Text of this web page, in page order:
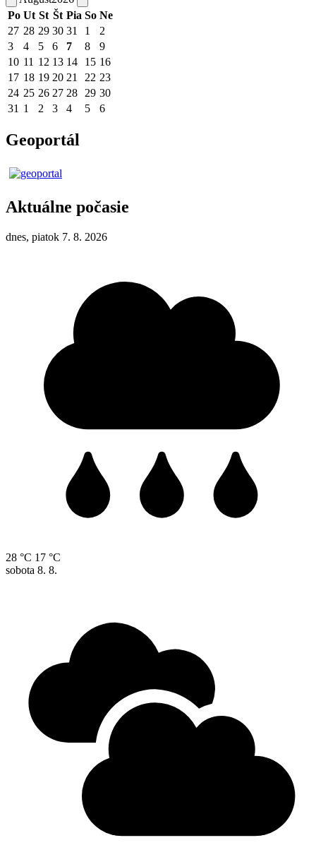
Po Ut St Št Pia So Ne
27 28 29 30 31 1
2
3
4 5 6 7 8
9
10 11 12 13 14 15 16
17 18 19 20 21 22 23
24 25 26 27 28 29 30
31 1 2 3 4 5 6
Geoportál
Aktuálne počasie
dnes, piatok 7. 8. 2026
28 °C 17 °C
sobota 8. 8.